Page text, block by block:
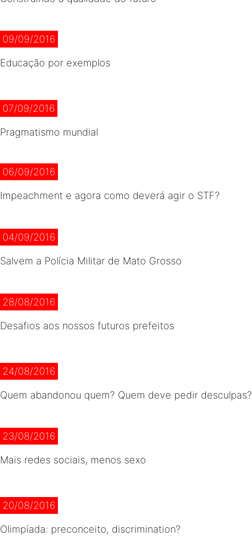
09/09/2016
Educação por exemplos
07/09/2016
Pragmatismo mundial
06/09/2016
Impeachment e agora como deverá agir o STF?
04/09/2016
Salvem a Polícia Militar de Mato Grosso
28/08/2016
Desafios aos nossos futuros prefeitos
24/08/2016
Quem abandonou quem? Quem deve pedir desculpas?
23/08/2016
Mais redes sociais, menos sexo
20/08/2016
Olimpíada: preconceito, discrimination?